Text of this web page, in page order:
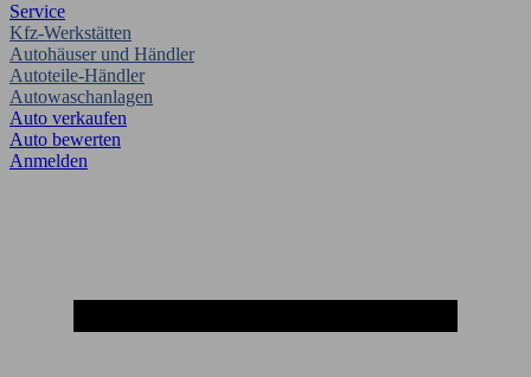
Service
Kfz-Werkstätten
Autohäuser und Händler
Autoteile-Händler
Autowaschanlagen
Auto verkaufen
Auto bewerten
Anmelden